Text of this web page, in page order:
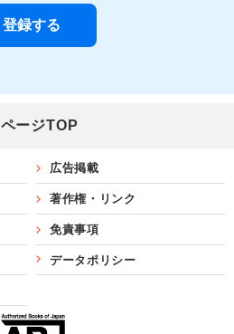
ページTOP
広告掲載
著作権・リンク
免責事項
データポリシー